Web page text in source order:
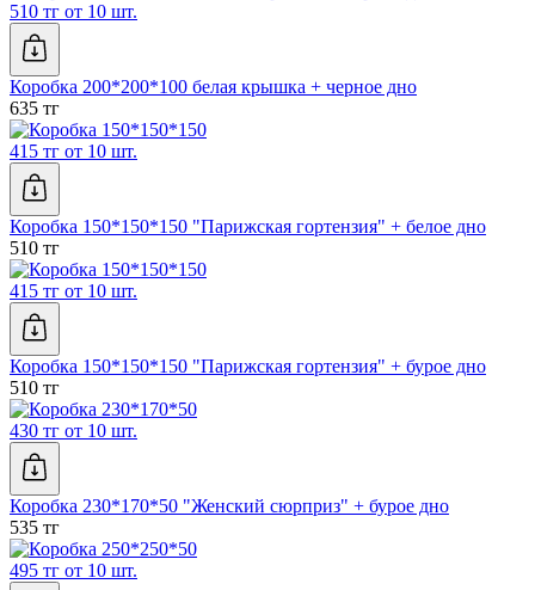
510 тг от 10 шт.
Коробка 200*200*100 белая крышка + черное дно
635 тг
415 тг от 10 шт.
Коробка 150*150*150 "Парижская гортензия" + белое дно
510 тг
415 тг от 10 шт.
Коробка 150*150*150 "Парижская гортензия" + бурое дно
510 тг
430 тг от 10 шт.
Коробка 230*170*50 "Женский сюрприз" + бурое дно
535 тг
495 тг от 10 шт.